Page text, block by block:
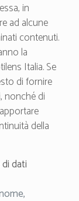
in
ad alcune
contenuti.
la
Italia. Se
di fornire
nonché di
della
dati